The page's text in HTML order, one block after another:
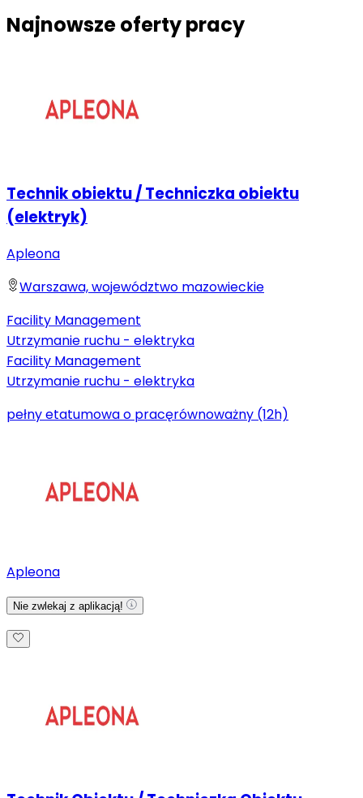
Najnowsze oferty pracy
Technik obiektu / Techniczka obiektu
(elektryk)
Apleona
Warszawa, województwo mazowieckie
Facility Management
Utrzymanie ruchu - elektryka
Facility Management
Utrzymanie ruchu - elektryka
pełny etatumowa o pracęrównoważny (12h)
Apleona
Nie zwlekaj z aplikacją!